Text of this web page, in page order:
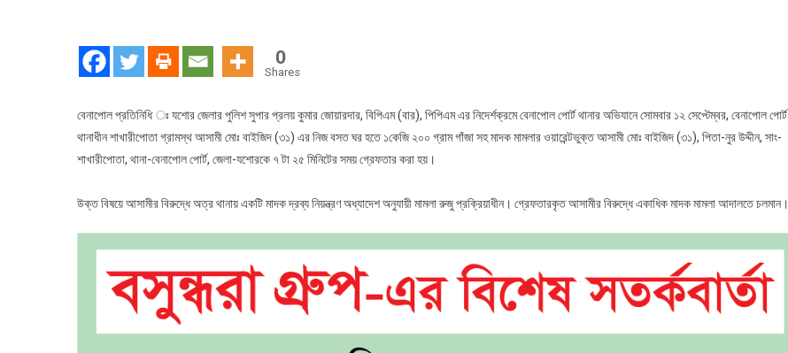
১
কেজি
সহ
ওয়ারেন্ট
ভূক্ত
গ্রেফতার
0
Shares
বেনাপোল প্রতিনিধি ঃ যশোর জেলার পুলিশ সুপার প্রলয় কুমার জোয়ারদার, বিপিএম (বার), পিপিএম এর নিদের্শক্রমে বেনাপোল পোর্ট থানার অভিযানে সোমবার ১২ সেপ্টেম্বর, বেনাপোল পোর্ট
থানাধীন শাখারীপোতা গ্রামস্থ আসামী মোঃ বাইজিদ (৩১) এর নিজ বসত ঘর হতে ১কেজি ২০০ গ্রাম গাঁজা সহ মাদক মামলার ওয়ারেন্টভুক্ত আসামী মোঃ বাইজিদ (৩১), পিতা-নুর উদ্দীন, সাং-
শাখারীপোতা, থানা-বেনাপোল পোর্ট, জেলা-যশোরকে ৭ টা ২৫ মিনিটের সময় গ্রেফতার করা হয়।
উক্ত বিষয়ে আসামীর বিরুদ্ধে অত্র থানায় একটি মাদক দ্রব্য নিয়ন্ত্রণ অধ্যাদেশ অনুযায়ী মামলা রুজু প্রক্রিয়াধীন। গ্রেফতারকৃত আসামীর বিরুদ্ধে একাধিক মাদক মামলা আদালতে চলমান।